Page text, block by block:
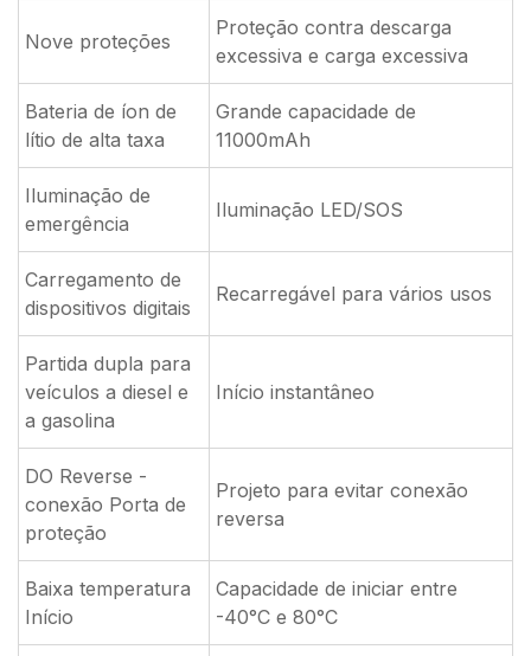
Nove proteções
Proteção contra descarga
excessiva e carga excessiva
Bateria de íon de
lítio de alta taxa
Grande capacidade de
11000mAh
Iluminação de
emergência
Iluminação LED/SOS
Carregamento de
dispositivos digitais
Recarregável para vários usos
Partida dupla para
veículos a diesel e
a gasolina
Início instantâneo
DO Reverse -
conexão Porta de
proteção
Projeto para evitar conexão
reversa
Baixa temperatura
Início
Capacidade de iniciar entre
-40°C e 80°C